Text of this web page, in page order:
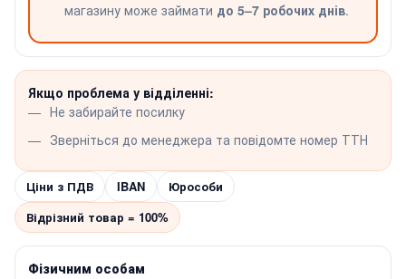
магазину може займати до 5–7 робочих днів.
Якщо проблема у відділенні:
Не забирайте посилку
Зверніться до менеджера та повідомте номер ТТН
Ціни з ПДВ IBAN
Юрособи
Відрізний товар = 100%
Фізичним особам